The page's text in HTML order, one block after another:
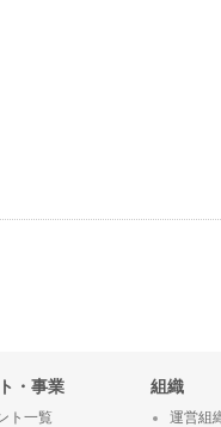
・事業
ト一覧
組織
運営組